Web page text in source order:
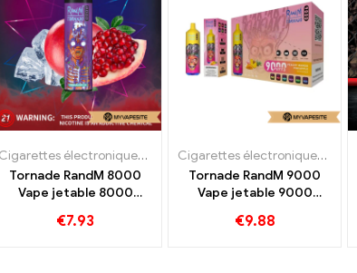
Cigarettes électroniques jetables
Tornade RandM 8000
Vape jetable 8000
€7.93
Cigarettes électroniques jetables
Tornade RandM 9000
Vape jetable 9000
€9.88